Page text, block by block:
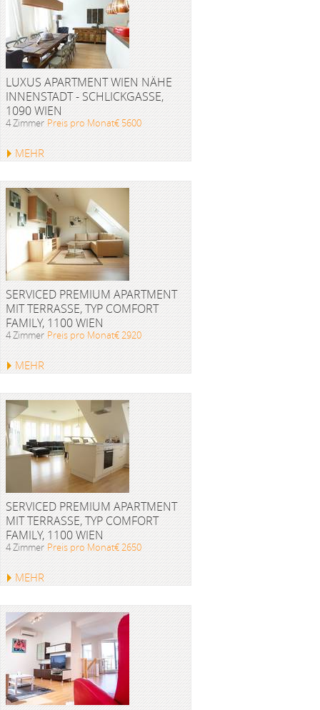
LUXUS APARTMENT WIEN NÄHE
INNENSTADT - SCHLICKGASSE,
1090 WIEN
4 Zimmer Preis pro Monat€ 5600
MEHR
SERVICED PREMIUM APARTMENT
MIT TERRASSE, TYP COMFORT
FAMILY, 1100 WIEN
4 Zimmer Preis pro Monat€ 2920
MEHR
SERVICED PREMIUM APARTMENT
MIT TERRASSE, TYP COMFORT
FAMILY, 1100 WIEN
4 Zimmer Preis pro Monat€ 2650
MEHR